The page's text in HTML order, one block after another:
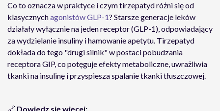
Co to oznacza w praktyce i czym tirzepatyd różni się od
klasycznychagonistów GLP-1? Starsze generacje leków
działały wyłącznie na jeden receptor (GLP-1), odpowiadający
za wydzielanie insuliny i hamowanie apetytu. Tirzepatyd
dokłada do tego "drugi silnik" w postaci pobudzania
receptora GIP, co potęguje efekty metaboliczne, uwrażliwia
tkanki na insulinę i przyspiesza spalanie tkanki tłuszczowej.
🔗 Dowiedz się więcej: